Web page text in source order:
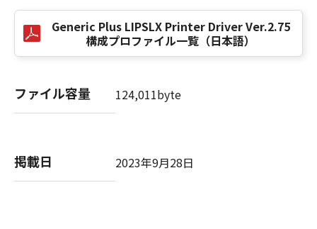
item," as that term is defined at 48 C.F.R.
2.101 (Oct 1995), consisting of "commercial
computer software" and "commercial
computer software documentation," as such
Consistent with 48 C.F.R. 12.212 and 48 C.F.R.
227.7202-1 through 227.7202-4 (June 1995),
forth herein. The manufacturer is Canon
Inc./30-2, Shimomaruko 3-chome, Ohta-ku,
Generic Plus LIPSLX Printer Driver Ver.2.75
構成プロファイル一覧（日本語）
ファイル容量 124,011byte
掲載日 2023年9月28日